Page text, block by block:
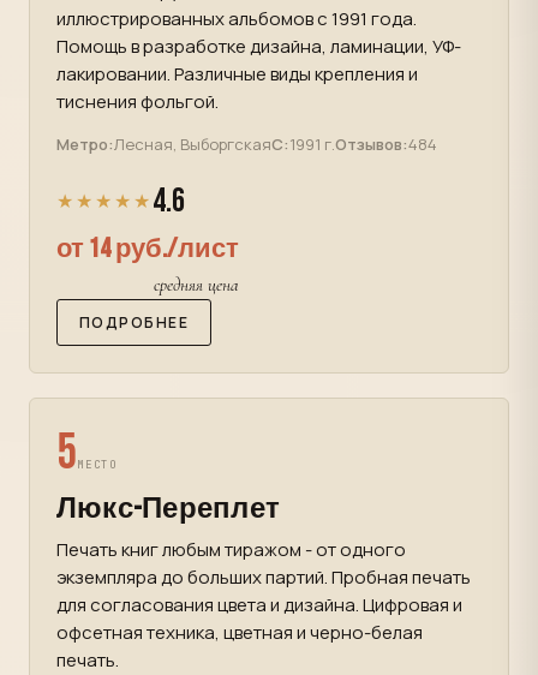
иллюстрированных альбомов с 1991 года.
Помощь в разработке дизайна, ламинации, УФ-
лакировании. Различные виды крепления и
тиснения фольгой.
Метро:Лесная, ВыборгскаяС:1991 г.Отзывов:484
★★★★★ 4.6
от 14 руб./лист
средняя цена
ПОДРОБНЕЕ
5МЕСТО
Люкс-Переплет
Печать книг любым тиражом - от одного
экземпляра до больших партий. Пробная печать
для согласования цвета и дизайна. Цифровая и
офсетная техника, цветная и черно-белая
печать.